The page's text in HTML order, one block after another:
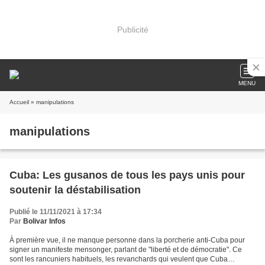
Publicité
MENU
Accueil » manipulations
manipulations
Cuba: Les gusanos de tous les pays unis pour
soutenir la déstabilisation
Publié le 11/11/2021 à 17:34
Par Bolivar Infos
À première vue, il ne manque personne dans la porcherie anti-Cuba pour
signer un manifeste mensonger, parlant de "liberté et de démocratie". Ce
sont les rancuniers habituels, les revanchards qui veulent que Cuba